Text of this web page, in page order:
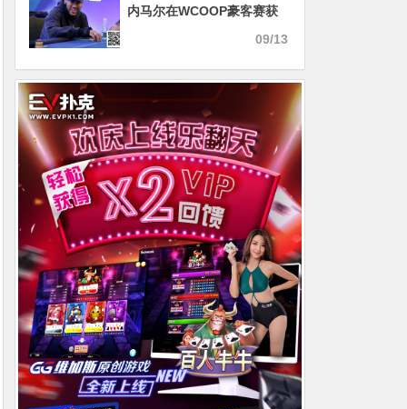
内马尔在WCOOP豪客赛获
09/13